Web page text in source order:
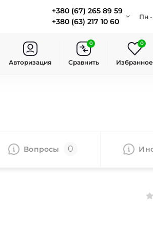
+380 (67) 265 89 59
+380 (63) 217 10 60
Пн -
Авторизация Сравнить
0
Избранное
0
Вопросы 0